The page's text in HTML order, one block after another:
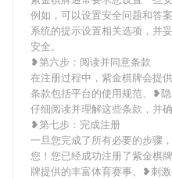
例如，可以设置安全问题和答
系统的提示设置相关选项，并
安全。
❥第六步：阅读并同意条款
在注册过程中，紫金棋牌会提
条款包括平台的使用规范、❥
仔细阅读并理解这些条款，并
❥第七步：完成注册
一旦您完成了所有必要的步骤
您！您已经成功注册了紫金棋
牌提供的丰富体育赛事、❥刺